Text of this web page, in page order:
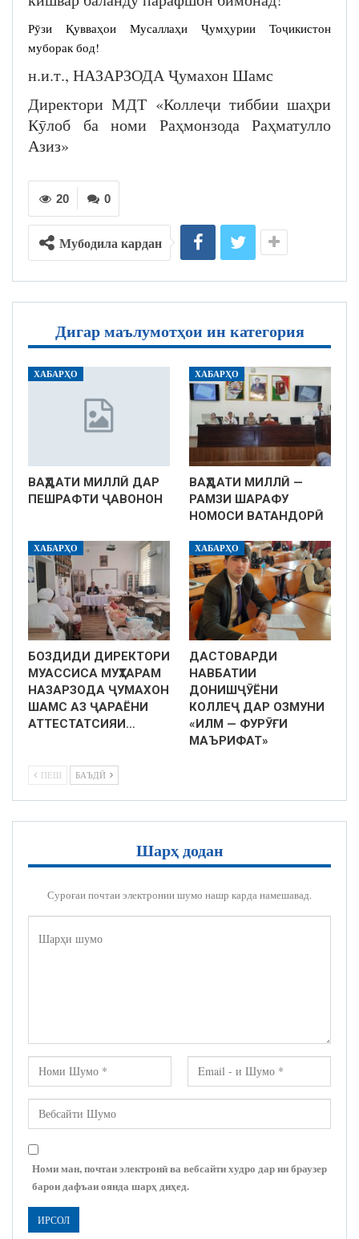
Рӯзи Қувваҳои Мусаллаҳи Ҷумҳурии Тоҷикистон
муборак бод!
н.и.т., НАЗАРЗОДА Ҷумахон Шамс
Директори МДТ «Коллеҷи тиббии шаҳри
Кӯлоб ба номи Раҳмонзода Раҳматулло
Азиз»
0
20
Мубодила кардан
Дигар маълумотҳои ин категория
ХАБАРҲО
ВАҲДАТИ МИЛЛӢ ДАР
ПЕШРАФТИ ҶАВОНОН
ХАБАРҲО
ВАҲДАТИ МИЛЛӢ —
РАМЗИ ШАРАФУ
НОМОСИ ВАТАНДОРӢ
ХАБАРҲО
БОЗДИДИ ДИРЕКТОРИ
МУАССИСА МУҲТАРАМ
НАЗАРЗОДА ҶУМАХОН
ШАМС АЗ ҶАРАЁНИ
АТТЕСТАТСИЯИ…
ХАБАРҲО
ДАСТОВАРДИ
НАВБАТИИ
ДОНИШҶӮЁНИ
КОЛЛЕҶ ДАР ОЗМУНИ
«ИЛМ — ФУРӮҒИ
МАЪРИФАТ»
ПЕШ БАЪДӢ
Шарҳ додан
Суроғаи почтаи электронии шумо нашр карда намешавад.
Номи ман, почтаи электронӣ ва вебсайти худро дар ин браузер
барои дафъаи оянда шарҳ диҳед.